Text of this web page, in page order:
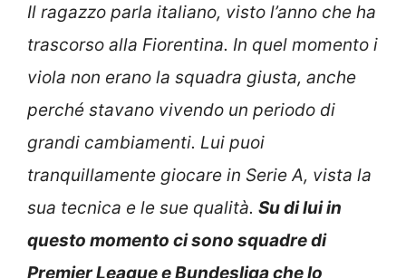
Il ragazzo parla italiano, visto l’anno che ha
trascorso alla Fiorentina. In quel momento i
viola non erano la squadra giusta, anche
perché stavano vivendo un periodo di
grandi cambiamenti. Lui puoi
tranquillamente giocare in Serie A, vista la
sua tecnica e le sue qualità. Su di lui in
questo momento ci sono squadre di
Premier League e Bundesliga che lo